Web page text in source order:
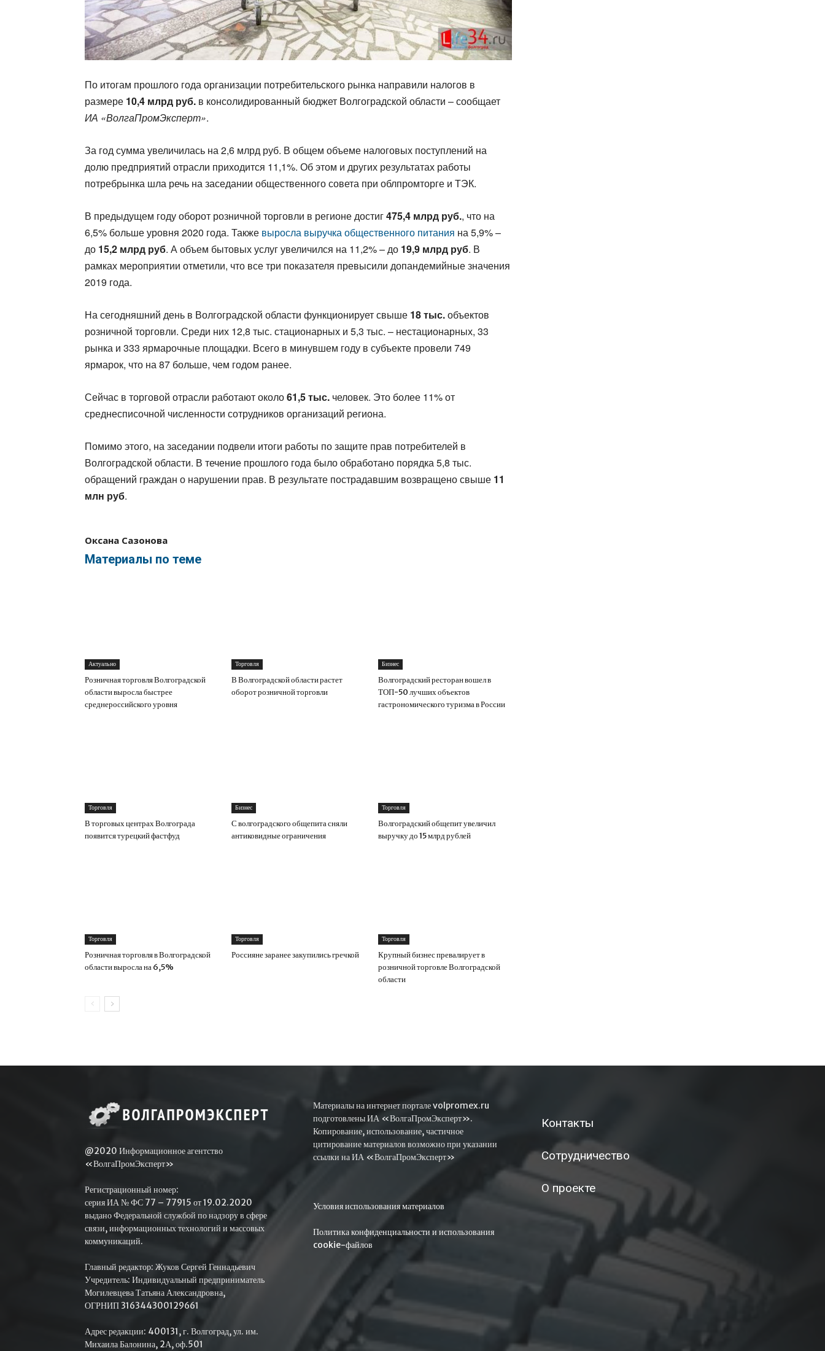
По итогам прошлого года организации потребительского рынка направили налогов в
размере 10,4 млрд руб. в консолидированный бюджет Волгоградской области – сообщает
ИА «ВолгаПромЭксперт».
За год сумма увеличилась на 2,6 млрд руб. В общем объеме налоговых поступлений на
долю предприятий отрасли приходится 11,1%. Об этом и других результатах работы
потребрынка шла речь на заседании общественного совета при облпромторге и ТЭК.
В предыдущем году оборот розничной торговли в регионе достиг475,4 млрд руб., что на
6,5% больше уровня 2020 года. Также выросла выручка общественного питания на 5,9% –
до 15,2 млрд руб. А объем бытовых услуг увеличился на 11,2% – до 19,9 млрд руб. В
рамках мероприятии отметили, что все три показателя превысили допандемийные значения
2019 года.
На сегодняшний день в Волгоградской области функционирует свыше 18 тыс.объектов
розничной торговли. Среди них 12,8 тыс. стационарных и 5,3 тыс. – нестационарных, 33
рынка и 333 ярмарочные площадки. Всего в минувшем году в субъекте провели 749
ярмарок, что на 87 больше, чем годом ранее.
Сейчас в торговой отрасли работают около61,5 тыс. человек. Это более 11% от
среднесписочной численности сотрудников организаций региона.
Помимо этого, на заседании подвели итоги работы по защите прав потребителей в
Волгоградской области. В течение прошлого года было обработано порядка 5,8 тыс.
обращений граждан о нарушении прав. В результате пострадавшим возвращено свыше 11
млн руб.
Оксана Сазонова
Материалы по теме
Актуально
Розничная торговля Волгоградской
области выросла быстрее
среднероссийского уровня
Торговля
В Волгоградской области растет
оборот розничной торговли
Бизнес
Волгоградский ресторан вошел в
ТОП-50 лучших объектов
гастрономического туризма в России
Торговля
В торговых центрах Волгограда
появится турецкий фастфуд
Бизнес
С волгоградского общепита сняли
антиковидные ограничения
Торговля
Волгоградский общепит увеличил
выручку до 15 млрд рублей
Торговля
Розничная торговля в Волгоградской
области выросла на 6,5%
Торговля
Россияне заранее закупились гречкой
Торговля
Крупный бизнес превалирует в
розничной торговле Волгоградской
области
@2020 Информационное агентство
«ВолгаПромЭксперт»
Регистрационный номер:
серия ИА № ФС 77 – 77915 от 19.02.2020
выдано Федеральной службой по надзору в сфере
связи, информационных технологий и массовых
коммуникаций.
Главный редактор: Жуков Сергей Геннадьевич
Учредитель: Индивидуальный предприниматель
Могилевцева Татьяна Александровна,
ОГРНИП 316344300129661
Адрес редакции: 400131, г. Волгоград, ул. им.
Михаила Балонина, 2А, оф.501
Материалы на интернет портале volpromex.ru
подготовлены ИА «ВолгаПромЭксперт».
Копирование, использование, частичное
цитирование материалов возможно при указании
ссылки на ИА «ВолгаПромЭксперт»
Условия использования материалов
Политика конфиденциальности и использования
cookie-файлов
Контакты
Сотрудничество
О проекте